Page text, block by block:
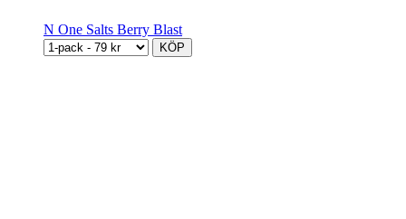
N One Salts Berry Blast
KÖP